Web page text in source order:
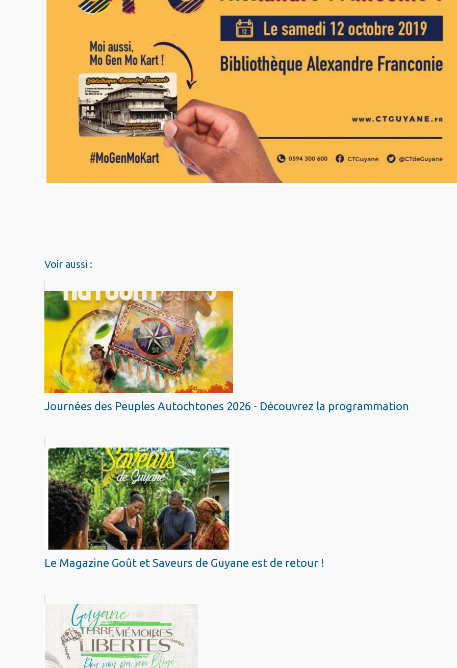
Voir aussi :
Journées des Peuples Autochtones 2026 - Découvrez la programmation
Le Magazine Goût et Saveurs de Guyane est de retour !